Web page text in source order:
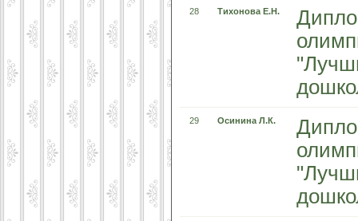
28 Тихонова Е.Н.
29 Осинина Л.К.